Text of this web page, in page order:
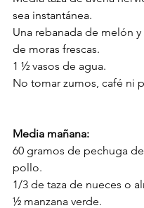
sea instantánea.
Una rebanada de melón y
de moras frescas.
1 ½ vasos de agua.
No tomar zumos, café ni
Media mañana:
60 gramos de pechuga
pollo.
1/3 de taza de nueces o
½ manzana verde.